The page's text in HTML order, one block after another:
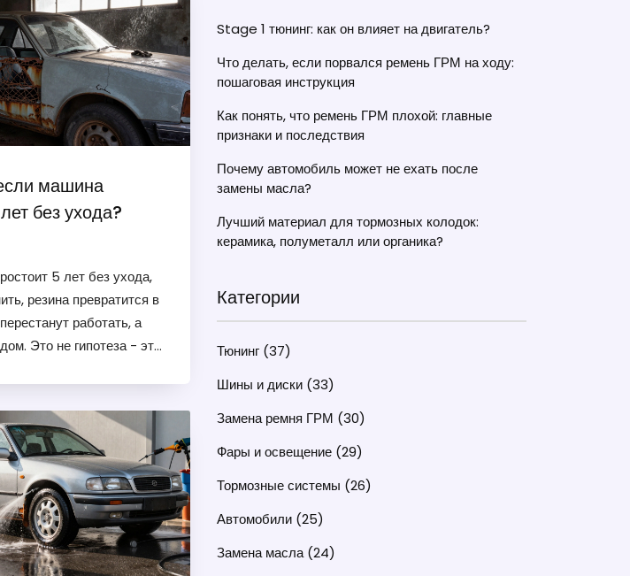
машина
без ухода?
5 лет без ухода,
резина превратится в
работать, а
Это не гипотеза - это
Stage 1 тюнинг: как он влияет на двигатель?
Что делать, если порвался ремень ГРМ на ходу:
пошаговая инструкция
Как понять, что ремень ГРМ плохой: главные
признаки и последствия
Почему автомобиль может не ехать после
замены масла?
Лучший материал для тормозных колодок:
керамика, полуметалл или органика?
Категории
Тюнинг (37)
Шины и диски (33)
Замена ремня ГРМ (30)
Фары и освещение (29)
Тормозные системы (26)
Автомобили (25)
Замена масла(24)